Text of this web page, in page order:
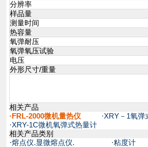
分辨率
样品量
测量时间
热容量
氧弹耐压
氧弹氧压试验
电压
外形尺寸/重量
相关产品
·FRL-2000微机量热仪
·XRY－1氧弹
·XRY-1C微机氧弹式热量计
相关产品类别
·熔点仪.显微熔点仪. ·粘度计